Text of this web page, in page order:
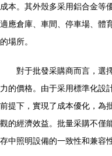
成本。其外殼多采用鋁合金等
適應倉庫、車間、停車場、體
的場所。
對于批發采購商而言，選
力的價格。由于采用標準化設
前提下，實現了成本優化，為
觀的經濟效益。批量采購不僅
存中照明設備的一致性和兼容